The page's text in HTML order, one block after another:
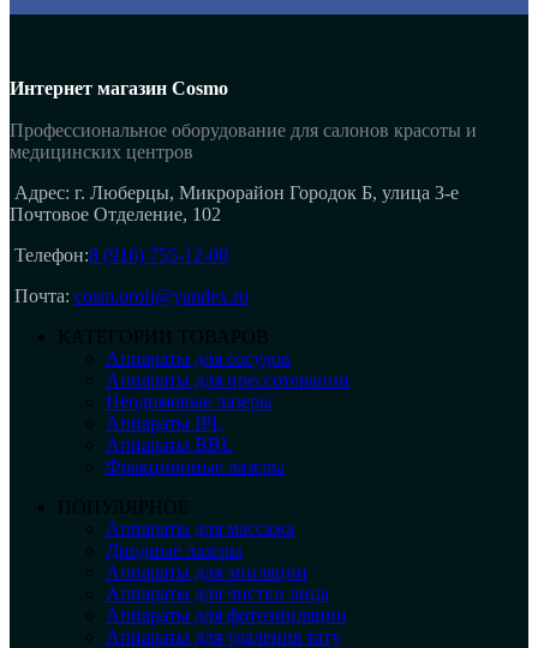
Интернет магазин Cosmo
Профессиональное оборудование для салонов красоты и
медицинских центров
Адрес: г. Люберцы, Микрорайон Городок Б, улица 3-е
Почтовое Отделение, 102
Телефон:8 (916) 755-12-00
Почта: cosm.profi@yandex.ru
КАТЕГОРИИ ТОВАРОВ
Аппараты для сосудов
Аппараты для прессотерапии
Неодимовые лазеры
Аппараты IPL
Аппараты BBL
Фракционные лазеры
ПОПУЛЯРНОЕ
Аппараты для массажа
Диодные лазеры
Аппараты для эпиляции
Аппараты для чистки лица
Аппараты для фотоэпиляции
Аппараты для удаления тату